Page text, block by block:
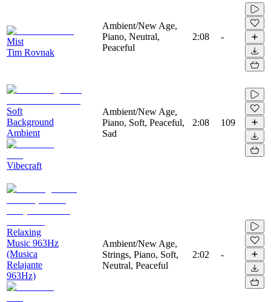
Mist
Tim Rovnak
Ambient/New Age,
Piano, Neutral,
Peaceful
2:08 -
Soft
Background
Ambient
Vibecraft
Ambient/New Age,
Piano, Soft, Peaceful,
Sad
2:08 109
Relaxing
Music 963Hz
(Musica
Relajante
963Hz)
Ambient/New Age,
Strings, Piano, Soft,
Neutral, Peaceful
2:02 -